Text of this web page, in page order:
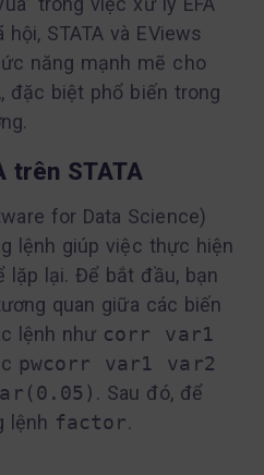
STATA và EViews
năng mạnh mẽ cho
, đặc biệt phổ biến trong
trên STATA
for Data Science)
lệnh giúp việc thực hiện
lặp lại. Để bắt đầu, bạn
quan giữa các biến
lệnh như corr var1
pwcorr var1 var2
. Sau đó, để
lệnh factor.